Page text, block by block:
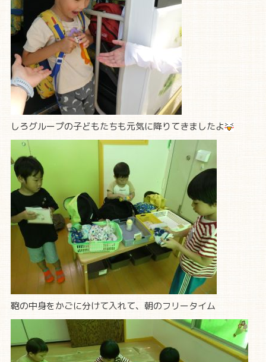
しろグループの子どもたちも元気に降りてきましたよ
鞄の中身をかごに分けて入れて、朝のフリータイム